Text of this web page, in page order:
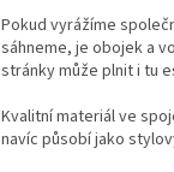
Pokud vyrážíme
sáhneme, je obojek a
stránky může plnit i tu
Kvalitní materiál ve
navíc působí jako